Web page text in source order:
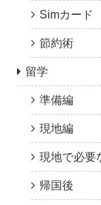
Simカード
節約術
留学
準備編
現地編
現地で必要
帰国後